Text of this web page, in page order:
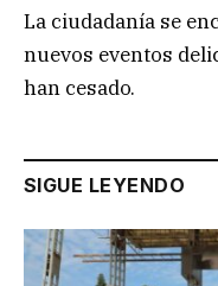
La ciudadanía se
nuevos eventos
han cesado.
SIGUE LEYENDO